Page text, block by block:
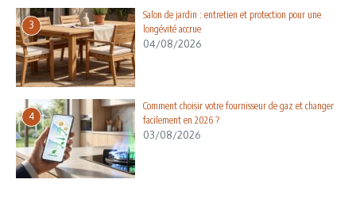
3
Salon de jardin : entretien et protection pour une
longévité accrue
04/08/2026
4
Comment choisir votre fournisseur de gaz et changer
facilement en 2026 ?
03/08/2026